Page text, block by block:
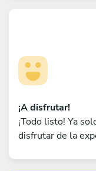
¡A disfrutar!
¡Todo listo! Ya
disfrutar de la